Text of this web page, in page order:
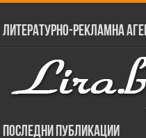
Литературно-рекламна
Последни публикации